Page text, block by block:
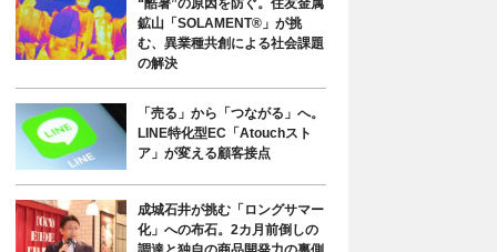
“酷暑”の原因を防ぐ。住友金属
鉱山「SOLAMENT®」が挑
む、異業種共創による社会課題
の解決
「売る」から「つながる」へ。
LINE特化型EC「Atouchスト
ア」が変える顧客接点
成城石井が挑む「ロングサマー
化」への布石。2カ月前倒しの